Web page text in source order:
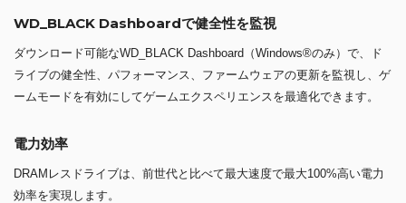
WD_BLACK Dashboardで健全性を監視
ダウンロード可能なWD_BLACK Dashboard（Windows®のみ）で、ド
ライブの健全性、パフォーマンス、ファームウェアの更新を監視し、ゲ
ームモードを有効にしてゲームエクスペリエンスを最適化できます。
電力効率
DRAMレスドライブは、前世代と比べて最大速度で最大100%高い電力
効率を実現します。